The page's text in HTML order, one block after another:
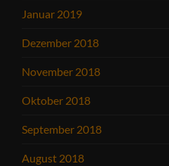
Januar 2019
Dezember 2018
November 2018
Oktober 2018
September 2018
August 2018